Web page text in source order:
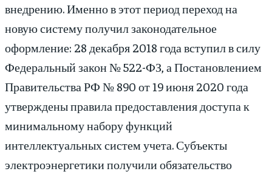
внедрению. Именно в этот период переход на
новую систему получил законодательное
оформление: 28 декабря 2018 года вступил в силу
Федеральный закон № 522-ФЗ, а Постановлением
Правительства РФ № 890 от 19 июня 2020 года
утверждены правила предоставления доступа к
минимальному набору функций
интеллектуальных систем учета. Субъекты
электроэнергетики получили обязательство